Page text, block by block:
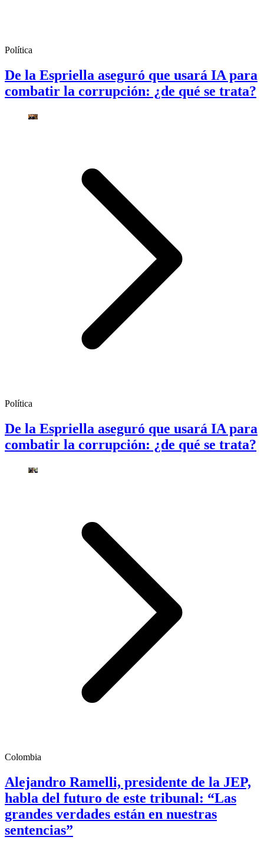
Política
De la Espriella aseguró que usará IA para
combatir la corrupción: ¿de qué se trata?
Política
De la Espriella aseguró que usará IA para
combatir la corrupción: ¿de qué se trata?
Colombia
Alejandro Ramelli, presidente de la JEP,
habla del futuro de este tribunal: “Las
grandes verdades están en nuestras
sentencias”